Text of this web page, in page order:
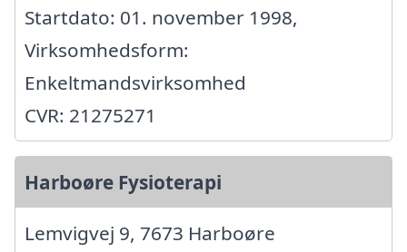
Startdato: 01. november 1998,
Virksomhedsform:
Enkeltmandsvirksomhed
CVR: 21275271
Harboøre Fysioterapi
Lemvigvej 9, 7673 Harboøre